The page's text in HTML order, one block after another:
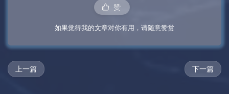
赞
如果觉得我的文章对你有用，请随意赞赏
下一篇
上一篇